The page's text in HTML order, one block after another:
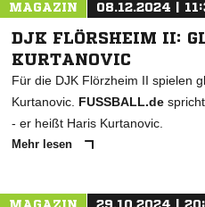
MAGAZIN 08.12.2024 |
DJK FLÖRSHEIM II:
KURTANOVIC
Für die DJK Flörzheim II spielen
Kurtanovic. FUSSBALL.de
- er heißt Haris Kurtanovic.
Mehr lesen
MAGAZIN 29.10.2024 |